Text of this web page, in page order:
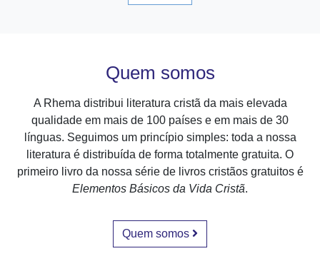
Quem somos
A Rhema distribui literatura cristã da mais elevada
qualidade em mais de 100 países e em mais de 30
línguas. Seguimos um princípio simples: toda a nossa
literatura é distribuída de forma totalmente gratuita. O
primeiro livro da nossa série de livros cristãos gratuitos é
Elementos Básicos da Vida Cristã.
Quem somos